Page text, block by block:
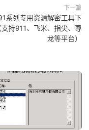
下一篇
系列专用资源解密工具下
持911、飞米、指尖、尊
龙等平台）